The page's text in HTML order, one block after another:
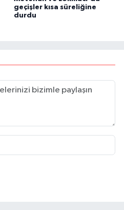
geçişler kısa süreliğine
durdu